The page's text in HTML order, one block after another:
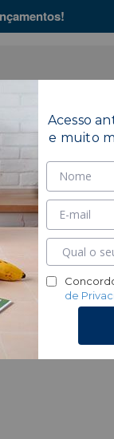
Coleções
Acesso
e muito
de